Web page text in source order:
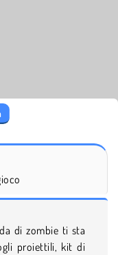
di zombie ti sta
proiettili, kit di